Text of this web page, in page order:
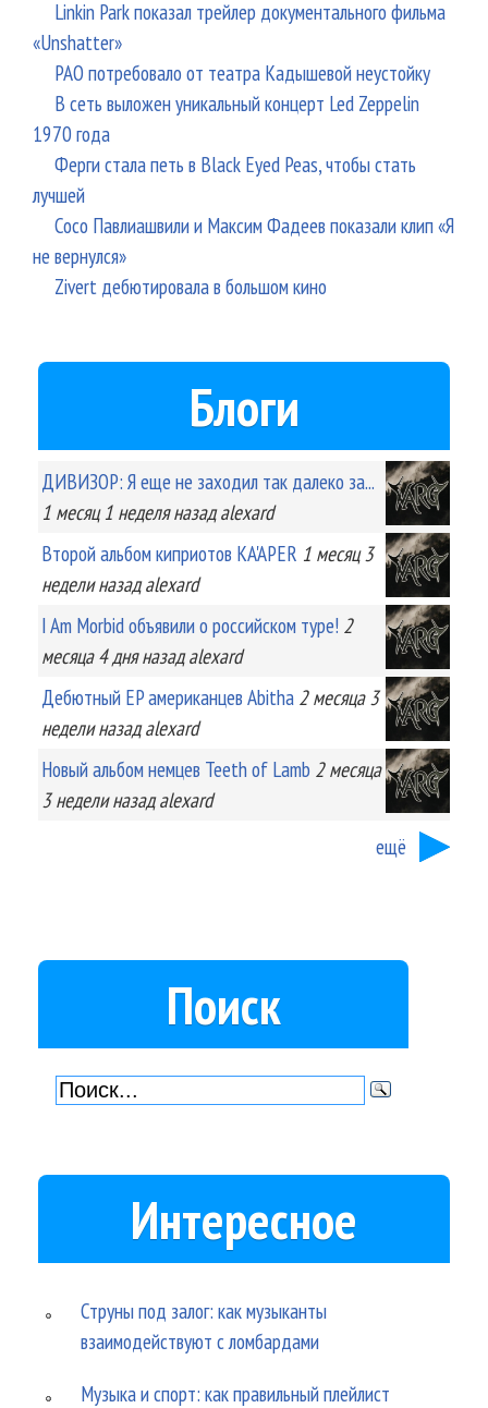
Linkin Park показал трейлер документального фильма
«Unshatter»
РАО потребовало от театра Кадышевой неустойку
В сеть выложен уникальный концерт Led Zeppelin
1970 года
Ферги стала петь в Black Eyed Peas, чтобы стать
лучшей
Сосо Павлиашвили и Максим Фадеев показали клип «Я
не вернулся»
Zivert дебютировала в большом кино
Блоги
ДИВИЗОР: Я еще не заходил так далеко за...
1 месяц 1 неделяназад alexard
Второй альбом киприотов KA'APER 1 месяц 3
неделиназад alexard
I Am Morbid объявили о российском туре! 2
месяца 4 дняназад alexard
Дебютный EP американцев Abitha 2 месяца 3
неделиназад alexard
Новый альбом немцев Teeth of Lamb 2 месяца
3 неделиназад alexard
ещё
Поиск
Интересное
Струны под залог: как музыканты
взаимодействуют с ломбардами
Музыка и спорт: как правильный плейлист